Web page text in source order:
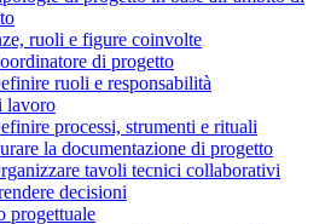
ruoli e figure coinvolte
di progetto
ruoli e responsabilità
lavoro
processi, strumenti e rituali
la documentazione di progetto
tavoli tecnici collaborativi
decisioni
progettuale